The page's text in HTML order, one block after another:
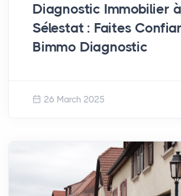
Diagnostic Immobilier à
Sélestat : Faites
Bimmo Diagnostic
26 March 2025